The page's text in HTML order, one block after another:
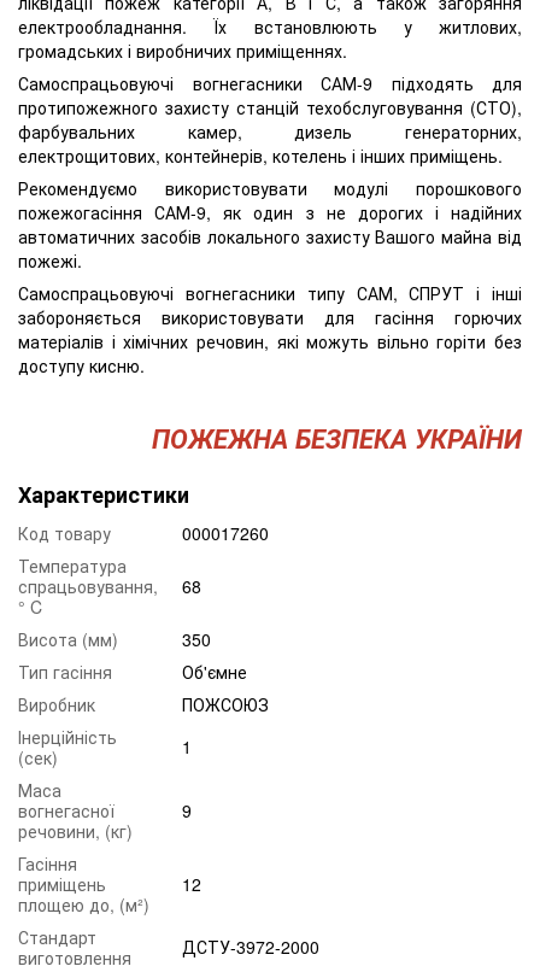
електрообладнання. Їх встановлюють у житлових,
громадських і виробничих приміщеннях.
Самоспрацьовуючі вогнегасники САМ-9 підходять для
протипожежного захисту станцій техобслуговування (СТО),
фарбувальних камер, дизель генераторних,
електрощитових, контейнерів, котелень і інших приміщень.
Рекомендуємо використовувати модулі порошкового
пожежогасіння САМ-9, як один з не дорогих і надійних
автоматичних засобів локального захисту Вашого майна від
пожежі.
Самоспрацьовуючі вогнегасники типу САМ, СПРУТ і інші
забороняється використовувати для гасіння горючих
матеріалів і хімічних речовин, які можуть вільно горіти без
доступу кисню.
ПОЖЕЖНА БЕЗПЕКА УКРАЇНИ
Характеристики
Код товару
000017260
Температура
спрацьовування,
° C
68
Висота (мм)
350
Тип гасіння
Об'ємне
Виробник
ПОЖСОЮЗ
Інерційність
(сек)
1
Маса
вогнегасної
речовини, (кг)
9
Гасіння
приміщень
площею до, (м²)
12
Стандарт
виготовлення
ДСТУ-3972-2000